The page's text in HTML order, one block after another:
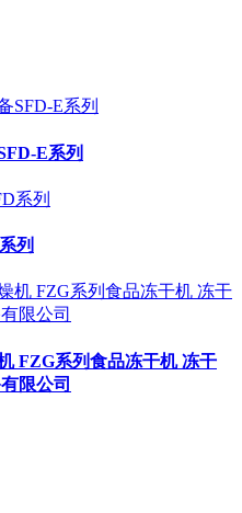
E系列
列
FZG系列食品冻干机 冻干
限公司